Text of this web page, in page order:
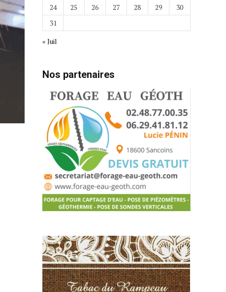
24
25 26 27 28 29
30
31
« Juil
Nos partenaires